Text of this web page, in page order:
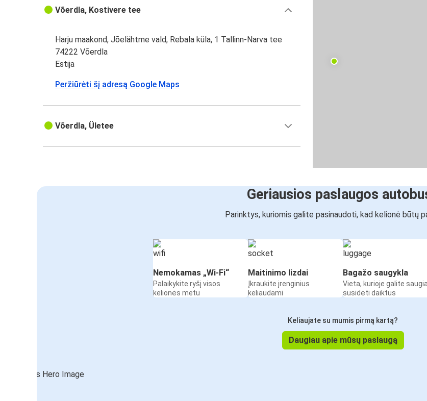
Võerdla, Kostivere tee
Harju maakond, Jõelähtme vald, Rebala küla, 1 Tallinn-Narva tee
74222 Võerdla
Estija
Peržiūrėti šį adresą Google Maps
Võerdla, Ületee
Geriausios paslaugos
Parinktys, kuriomis galite pasinaudoti, kad kelionė būtų
Nemokamas „Wi-Fi“
Palaikykite ryšį visos
kelionės metu
Maitinimo lizdai
Įkraukite įrenginius
keliaudami
Bagažo saugykla
Vieta, kurioje galite
susidėti daiktus
Keliaujate su mumis pirmą kartą?
Daugiau apie mūsų paslaugą